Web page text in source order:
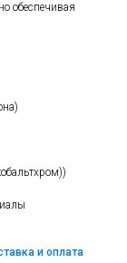
обеспечивая
и оплата